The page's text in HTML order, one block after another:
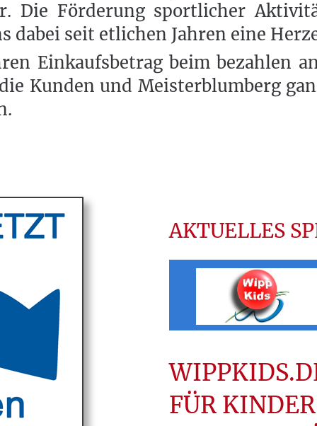
Die Förderung sportlicher
dabei seit etlichen Jahren eine
Einkaufsbetrag beim bezahlen
Kunden und Meisterblumberg
AKTUELLES
FÜR